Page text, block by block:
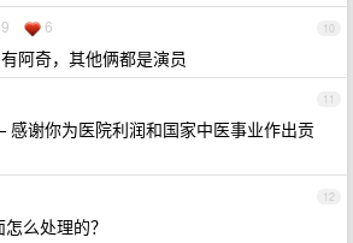
10
6
阿奇，其他俩都是演员
11
谢你为医院利润和国家中医事业作出贡
12
么处理的？